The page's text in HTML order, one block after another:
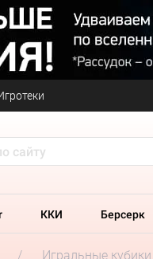
ККИ Берсерк
Игральные кубики